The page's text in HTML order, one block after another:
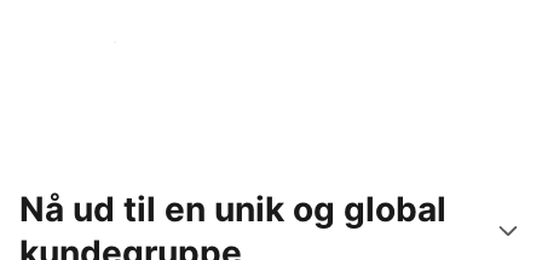
Kom i gang i dag
Nå ud til en unik og global